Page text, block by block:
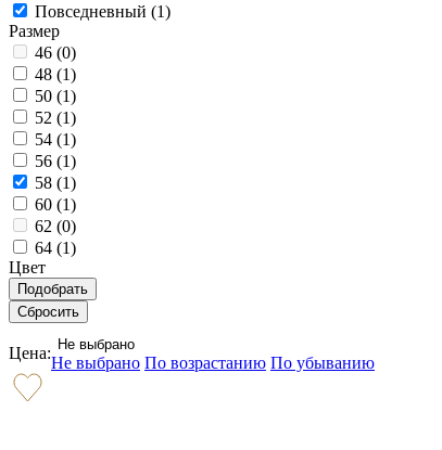
Повседневный (1)
Размер
46 (0)
48 (1)
50 (1)
52 (1)
54 (1)
56 (1)
58 (1)
60 (1)
62 (0)
64 (1)
Цвет
Цена: Не выбрано
Не выбрано По возрастанию По убыванию